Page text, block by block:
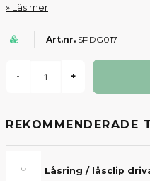
Läs mer
SPDG017
- +
REKOMMENDERADE